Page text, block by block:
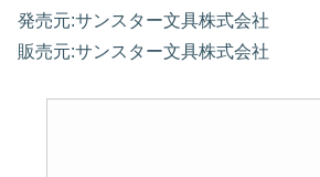
発売元:サンスター文具株式会社
販売元:サンスター文具株式会社